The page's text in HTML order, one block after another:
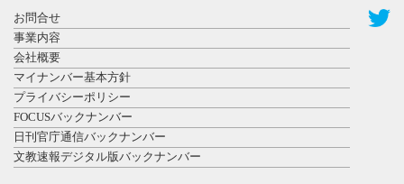
規模災害時
連携協定を
締結し...
お問合せ
事業内容
会社概要
マイナンバー基本方針
プライバシーポリシー
FOCUSバックナンバー
日刊官庁通信バックナンバー
文教速報デジタル版バックナンバー